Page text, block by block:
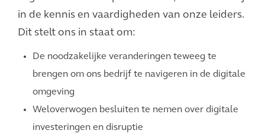
in de kennis en vaardigheden van onze leiders.
Dit stelt ons in staat om:
De noodzakelijke veranderingen teweeg te
brengen om ons bedrijf te navigeren in de digitale
omgeving
Weloverwogen besluiten te nemen over digitale
investeringen en disruptie